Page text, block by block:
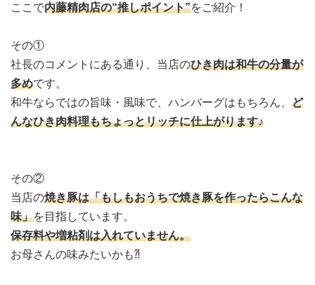
ここで内藤精肉店の“推しポイント”をご紹介！
その①
社長のコメントにある通り、当店のひき肉は和牛の分量が
多めです。
和牛ならではの旨味・風味で、ハンバーグはもちろん、 ど
んなひき肉料理もちょっとリッチに仕上がります♪
その②
当店の焼き豚は「もしもおうちで焼き豚を作ったらこんな
味」を目指しています。
保存料や増粘剤は入れていません。
お母さんの味みたいかも⁈